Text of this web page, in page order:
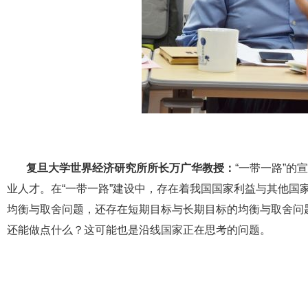
复旦大学世界经济研究所所长万广华教授： “一带一路”的
业人才。在“一带一路”建设中，存在着我国国家利益与其他
均衡与取舍问题，还存在短期目标与长期目标的均衡与取舍
还能做点什么？这可能也是沿线国家正在思考的问题。